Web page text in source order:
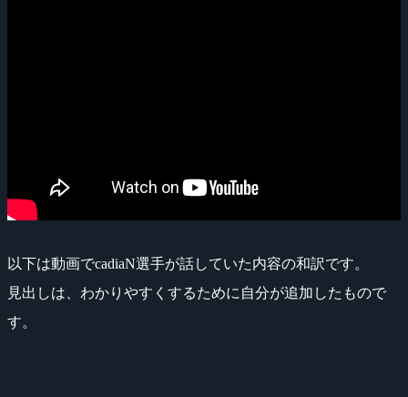
以下は動画でcadiaN選手が話していた内容の和訳です。
見出しは、わかりやすくするために自分が追加したもので
す。